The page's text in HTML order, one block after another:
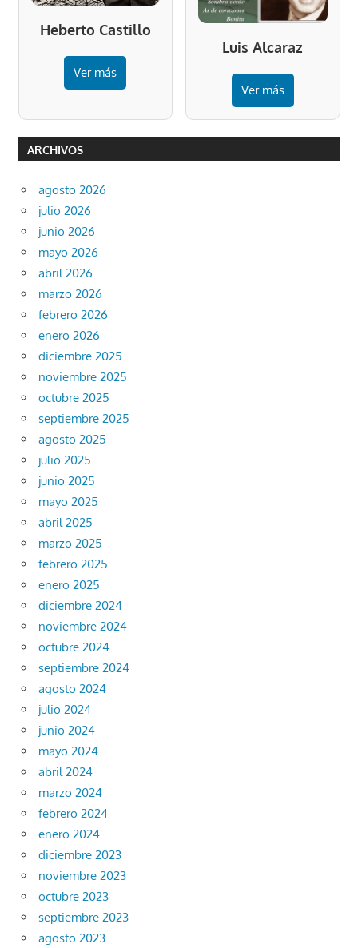
Heberto Castillo
Ver más
Luis Alcaraz
Ver más
ARCHIVOS
agosto 2026
julio 2026
junio 2026
mayo 2026
abril 2026
marzo 2026
febrero 2026
enero 2026
diciembre 2025
noviembre 2025
octubre 2025
septiembre 2025
agosto 2025
julio 2025
junio 2025
mayo 2025
abril 2025
marzo 2025
febrero 2025
enero 2025
diciembre 2024
noviembre 2024
octubre 2024
septiembre 2024
agosto 2024
julio 2024
junio 2024
mayo 2024
abril 2024
marzo 2024
febrero 2024
enero 2024
diciembre 2023
noviembre 2023
octubre 2023
septiembre 2023
agosto 2023